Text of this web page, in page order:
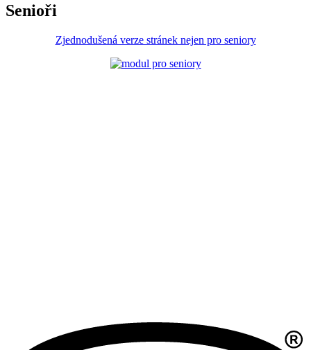
Senioři
Zjednodušená verze stránek nejen pro seniory